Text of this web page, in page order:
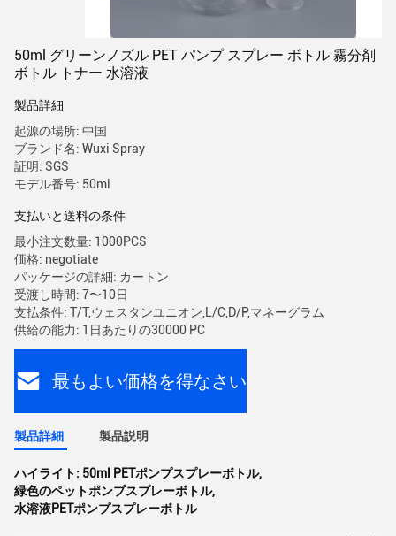
50ml グリーンノズル PET パンプ スプレー ボトル 霧分剤
ボトル トナー 水溶液
製品詳細
起源の場所: 中国
ブランド名: Wuxi Spray
証明: SGS
モデル番号: 50ml
支払いと送料の条件
最小注文数量: 1000PCS
価格: negotiate
パッケージの詳細: カートン
受渡し時間: 7〜10日
支払条件: T/T,ウェスタンユニオン,L/C,D/P,マネーグラム
供給の能力: 1日あたりの30000 PC
最もよい価格を得なさい
製品詳細 製品説明
ハイライト: 50ml PETポンプスプレーボトル,
緑色のペットポンプスプレーボトル,
水溶液PETポンプスプレーボトル